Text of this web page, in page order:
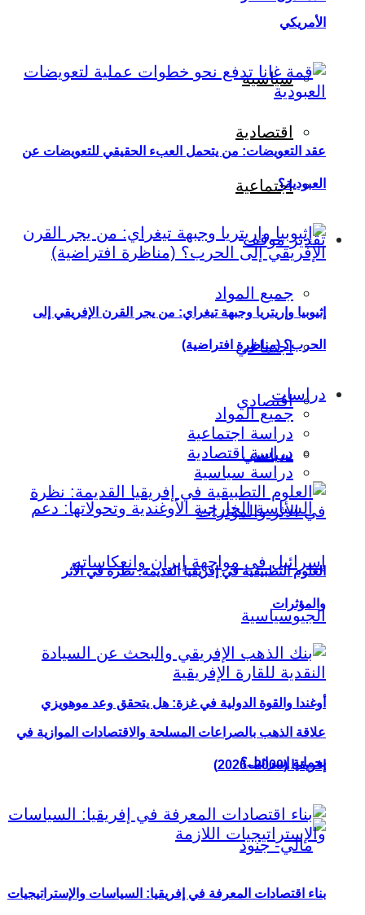
سياسية
اقتصادية
اجتماعية
تقدير موقف
جميع المواد
اجتماعي
اقتصادي
سياسي
أوغندا والقوة الدولية في غزة: هل يتحقق وعد موهويزي
بحماية إسرائيل؟
الأمريكي
عقد التعويضات: من يتحمل العبء الحقيقي للتعويضات عن
العبودية؟
إثيوبيا وإريتريا وجبهة تيغراي: من يجر القرن الإفريقي إلى
الحرب؟ (مناظرة افتراضية)
دراسات
جميع المواد
دراسة اجتماعية
دراسة اقتصادية
دراسة سياسية
العلوم التطبيقية في إفريقيا القديمة: نظرة في الأثر
والمؤثرات
علاقة الذهب بالصراعات المسلحة والاقتصادات الموازية في
إفريقيا (2000–2026)
بناء اقتصادات المعرفة في إفريقيا: السياسات والإستراتيجيات